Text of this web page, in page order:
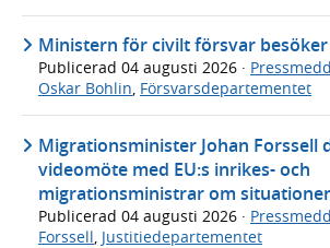
Ministern för civilt försvar
Publicerad 04 augusti 2026 ·
Oskar Bohlin, Försvarsdepartementet
Migrationsminister Johan Forssell
videomöte med EU:s inrikes- och
migrationsministrar om
Publicerad 04 augusti 2026 ·
Forssell Justitiedepartementet